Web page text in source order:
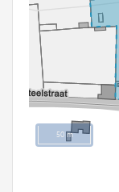
50 m